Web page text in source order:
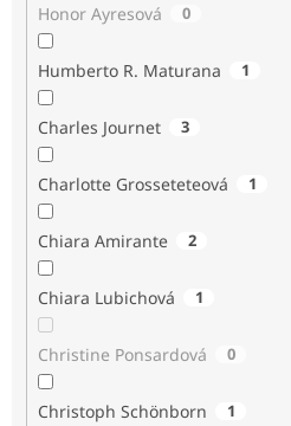
Honor Ayresová 0
Humberto R. Maturana 1
Charles Journet 3
Charlotte Grosseteteová 1
Chiara Amirante 2
Chiara Lubichová 1
Christine Ponsardová 0
Christoph Schönborn 1